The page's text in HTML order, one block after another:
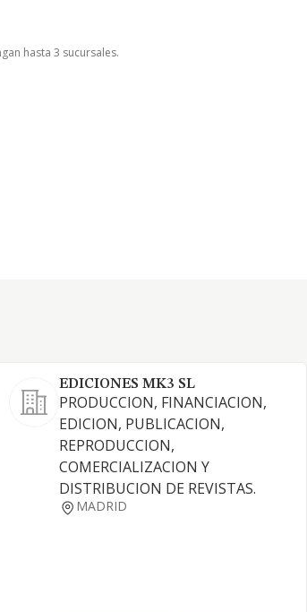
hasta 3 sucursales.
EDICIONES MK3 SL
PRODUCCION, FINANCIACION,
EDICION, PUBLICACION,
REPRODUCCION,
COMERCIALIZACION Y
DISTRIBUCION DE REVISTAS.
MADRID